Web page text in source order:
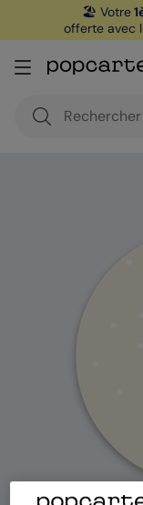
🏖️ Votre
offerte avec